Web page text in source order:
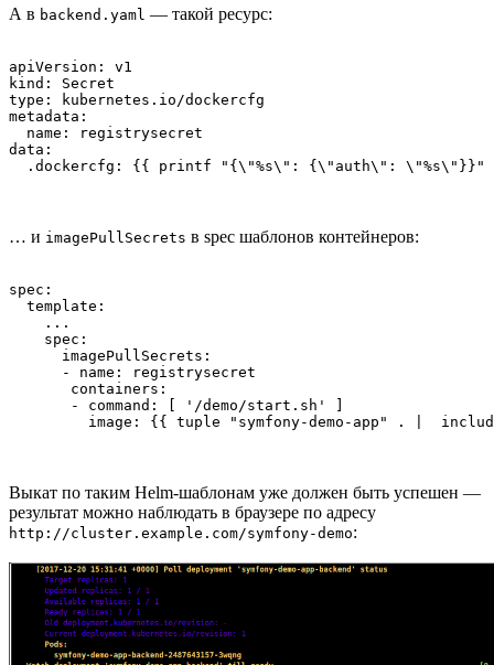
А в backend.yaml — такой ресурс:
apiVersion: v1
kind: Secret
type: kubernetes.io/dockercfg
metadata:
  name: registrysecret
data:
.dockercfg: {{ printf "{\"%s\": {\"auth\":
… и imagePullSecrets в spec шаблонов контейнеров:
spec:
  template:
    ...
    spec:
      imagePullSecrets:
      - name: registrysecret
       containers:
       - command: [ '/demo/start.sh' ]
image: {{ tuple "symfony-demo-app" . |
Выкат по таким Helm-шаблонам уже должен быть успешен —
результат можно наблюдать в браузере по адресу
http://cluster.example.com/symfony-demo: